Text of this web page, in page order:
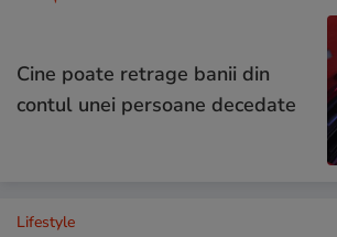
Cine poate retrage banii din
contul unei persoane decedate
Lifestyle